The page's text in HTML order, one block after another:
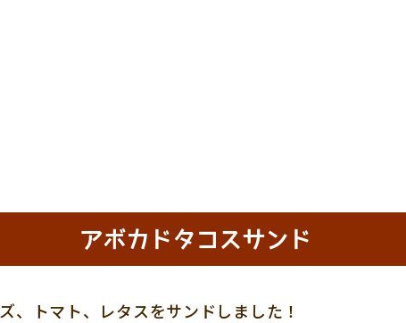
アボカドタコスサンド
、トマト、レタスをサンドしました！